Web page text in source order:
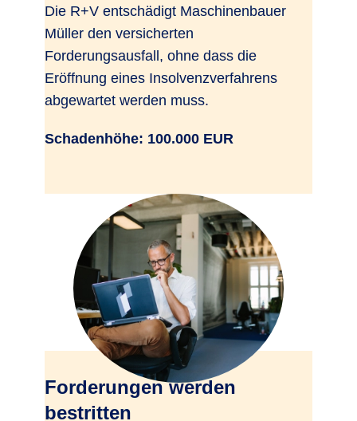
Die R+V entschädigt Maschinenbauer
Müller den versicherten
Forderungsausfall, ohne dass die
Eröffnung eines Insolvenzverfahrens
abgewartet werden muss.
Schadenhöhe: 100.000 EUR
Forderungen werden
bestritten